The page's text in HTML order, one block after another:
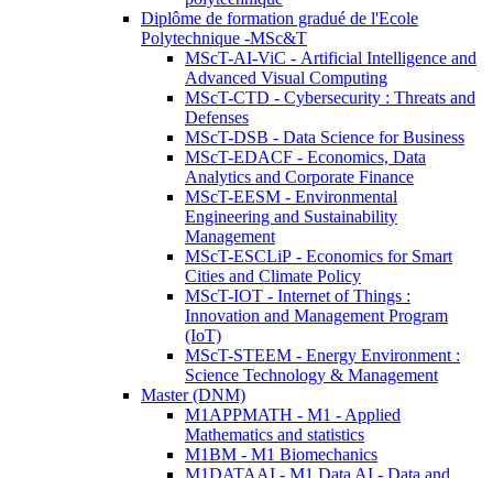
Diplôme de formation gradué de l'Ecole
Polytechnique -MSc&T
MScT-AI-ViC - Artificial Intelligence and
Advanced Visual Computing
MScT-CTD - Cybersecurity : Threats and
Defenses
MScT-DSB - Data Science for Business
MScT-EDACF - Economics, Data
Analytics and Corporate Finance
MScT-EESM - Environmental
Engineering and Sustainability
Management
MScT-ESCLiP - Economics for Smart
Cities and Climate Policy
MScT-IOT - Internet of Things :
Innovation and Management Program
(IoT)
MScT-STEEM - Energy Environment :
Science Technology & Management
Master (DNM)
M1APPMATH - M1 - Applied
Mathematics and statistics
M1BM - M1 Biomechanics
M1DATAAI - M1 Data AI - Data and